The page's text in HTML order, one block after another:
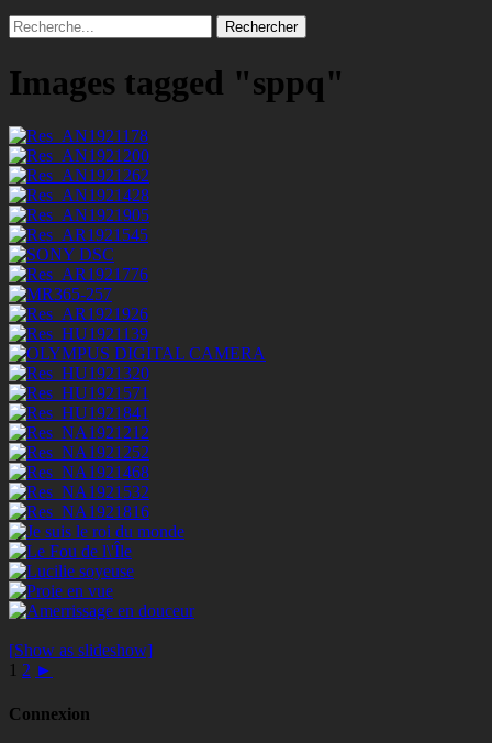
Recherche
Rechercher :
Images tagged "sppq"
[Show as slideshow]
1 2 ►
Connexion